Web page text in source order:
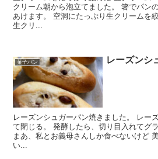
クリーム朝から泡立てました。 箸でパン
あけます。 空洞にたっぷり生クリームを
生クリ...
菓子パン レーズンシ
レーズンシュガーパン焼きました。 レー
て閉じる。 発酵したら、切り目入れてグ
まあ、私とお義母さんしか食べないけど
い...